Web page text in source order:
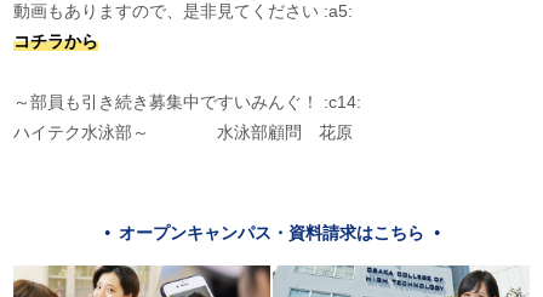
動画もありますので、是非見てください :a5:
コチラから
～部員も引き続き募集中ですいみんぐ！ :c14:
ハイテク水泳部～ 水泳部顧問 花原
オープンキャンパス・資料請求はこちら